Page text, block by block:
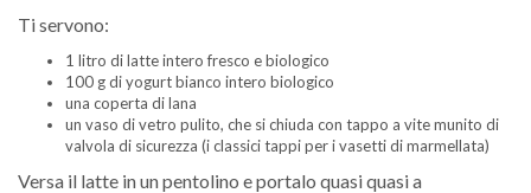
Ti servono:
1 litro di latte intero fresco e biologico
100 g di yogurt bianco intero biologico
una coperta di lana
un vaso di vetro pulito, che si chiuda con tappo a vite munito di
valvola di sicurezza (i classici tappi per i vasetti di marmellata)
Versa il latte in un pentolino e portalo quasi quasi a